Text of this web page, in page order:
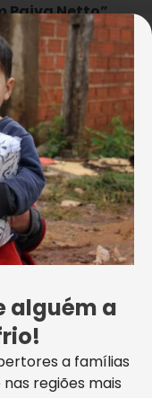
Paiva Netto”,
2024, fez uma
da Boa
e impactaram
com a força
a sua
milhares de
alguém a
a famílias
regiões mais